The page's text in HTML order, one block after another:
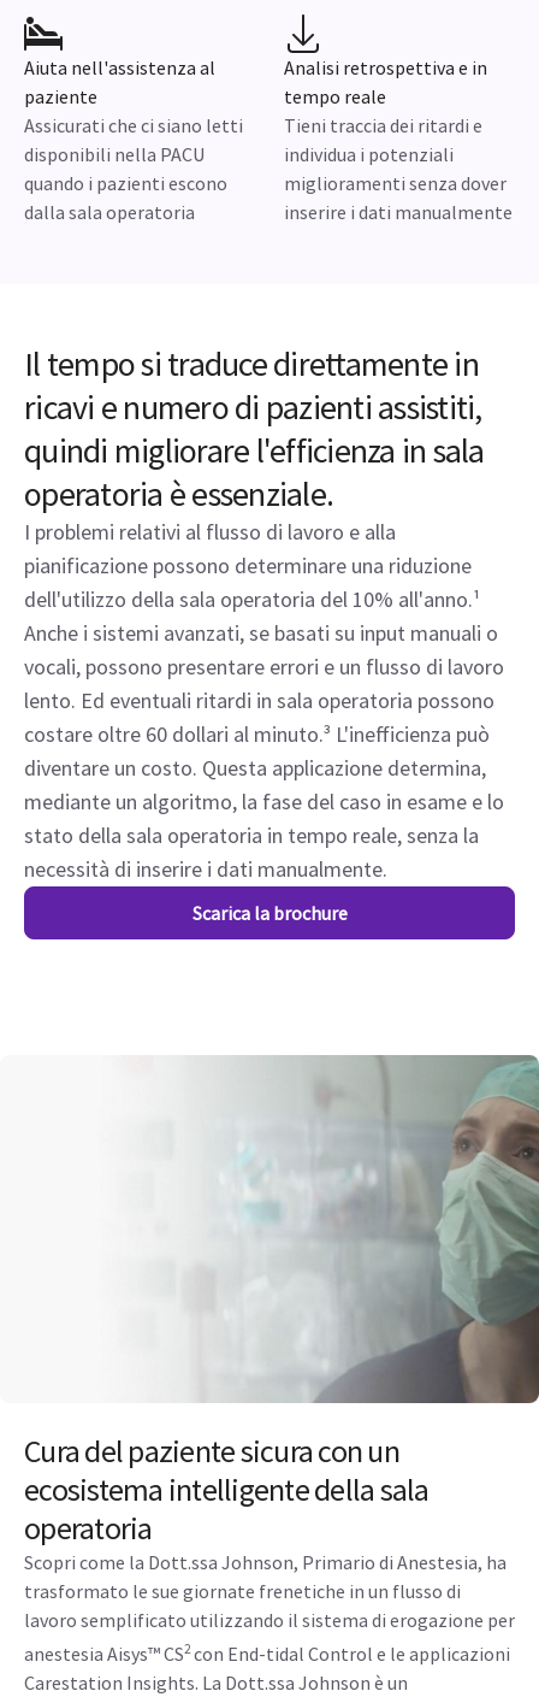
Aiuta nell'assistenza al
paziente
Assicurati che ci siano letti
disponibili nella PACU
quando i pazienti escono
dalla sala operatoria
Analisi retrospettiva e in
tempo reale
Tieni traccia dei ritardi e
individua i potenziali
miglioramenti senza dover
inserire i dati manualmente
Il tempo si traduce direttamente in
ricavi e numero di pazienti assistiti,
quindi migliorare l'efficienza in sala
operatoria è essenziale.
I problemi relativi al flusso di lavoro e alla
pianificazione possono determinare una riduzione
dell'utilizzo della sala operatoria del 10% all'anno.¹
Anche i sistemi avanzati, se basati su input manuali o
vocali, possono presentare errori e un flusso di lavoro
lento. Ed eventuali ritardi in sala operatoria possono
costare oltre 60 dollari al minuto.³ L'inefficienza può
diventare un costo. Questa applicazione determina,
mediante un algoritmo, la fase del caso in esame e lo
stato della sala operatoria in tempo reale, senza la
necessità di inserire i dati manualmente.
Scarica la brochure
Cura del paziente sicura con un
ecosistema intelligente della sala
operatoria
Scopri come la Dott.ssa Johnson, Primario di Anestesia, ha
trasformato le sue giornate frenetiche in un flusso di
lavoro semplificato utilizzando il sistema di erogazione per
anestesia Aisys™ CS2con End-tidal Control e le applicazioni
Carestation Insights. La Dott.ssa Johnson è un